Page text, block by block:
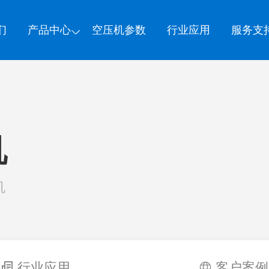
产品中心 空压机参数 行业应用 服务支